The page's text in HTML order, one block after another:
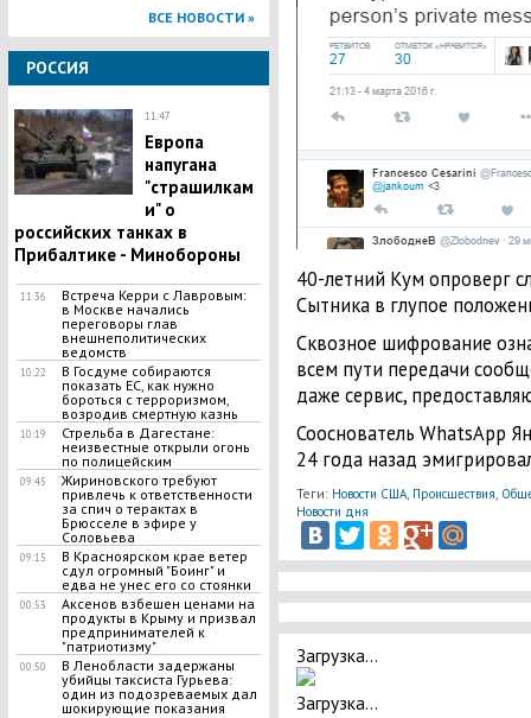
ВСЕ НОВОСТИ »
РОССИЯ
11:47
Европа
напугана
"страшилкам
и" о
российских танках в
Прибалтике - Минобороны
11:36
Встреча Керри с Лавровым:
в Москве начались
переговоры глав
внешнеполитических
ведомств
10:22
В Госдуме собираются
показать ЕС, как нужно
бороться с терроризмом,
возродив смертную казнь
10:19
Стрельба в Дагестане:
неизвестные открыли огонь
по полицейским
09:45
Жириновского требуют
привлечь к ответственности
за спич о терактах в
Брюсселе в эфире у
Соловьева
09:15
В Красноярском крае ветер
сдул огромный "Боинг" и
едва не унес его со стоянки
00:53
Аксенов взбешен ценами на
продукты в Крыму и призвал
предпринимателей к
"патриотизму"
00:50
В Ленобласти задержаны
убийцы таксиста Гурьева:
один из подозреваемых дал
шокирующие показания
40-летний Кум опроверг
Сытника в глупое
Сквозное шифрование
всем пути передачи
даже сервис,
Сооснователь WhatsApp
24 года назад
Теги: Новости США, Происшествия
Новости дня
Загрузка...
Загрузка...